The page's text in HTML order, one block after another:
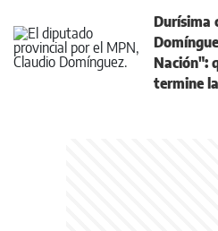
Durísima
Nación":
termine